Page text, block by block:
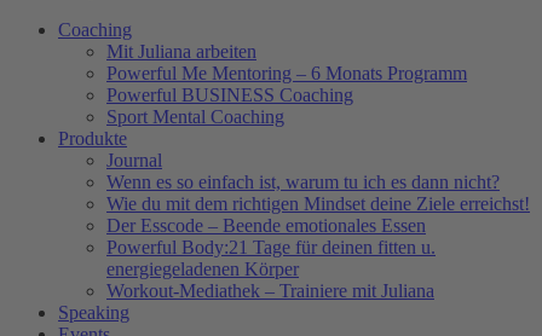
Coaching
Mit Juliana arbeiten
Powerful Me Mentoring – 6 Monats Programm
Powerful BUSINESS Coaching
Sport Mental Coaching
Produkte
Journal
Wenn es so einfach ist, warum tu ich es dann nicht?
Wie du mit dem richtigen Mindset deine Ziele erreichst!
Der Esscode – Beende emotionales Essen
Powerful Body:21 Tage für deinen fitten u.
energiegeladenen Körper
Workout-Mediathek – Trainiere mit Juliana
Speaking